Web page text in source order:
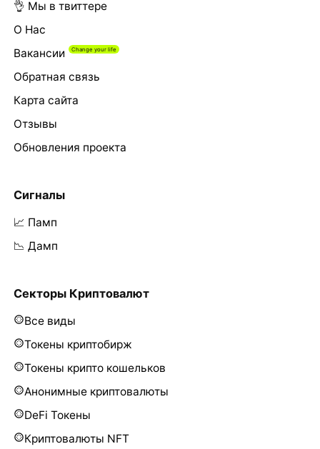
👌 Мы в твиттере
О Нас
Вакансии
Обратная связь
Карта сайта
Отзывы
Обновления проекта
Сигналы
📈 Памп
📉 Дамп
Секторы Криптовалют
Все виды
Токены криптобирж
Токены крипто кошельков
Анонимные криптовалюты
DeFi Токены
Криптовалюты NFT